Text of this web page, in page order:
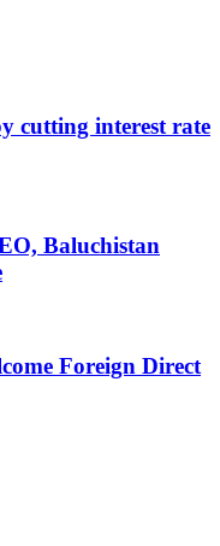
cutting interest rate
Baluchistan
Foreign Direct